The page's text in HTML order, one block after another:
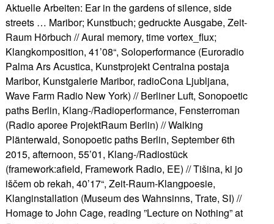
Aktuelle Arbeiten: Ear in the gardens of silence, side
streets … Maribor; Kunstbuch; gedruckte Ausgabe, Zeit-
Raum Hörbuch // Aural memory, time vortex_flux;
Klangkomposition, 41’08“, Soloperformance (Euroradio
Palma Ars Acustica, Kunstprojekt Centralna postaja
Maribor, Kunstgalerie Maribor, radioCona Ljubljana,
Wave Farm Radio New York) // Berliner Luft, Sonopoetic
paths Berlin, Klang-/Radioperformance, Fensterroman
(Radio aporee ProjektRaum Berlin) // Walking
Plänterwald, Sonopoetic paths Berlin, September 6th
2015, afternoon, 55’01, Klang-/Radiostück
(framework:afield, Framework Radio, EE) // Tišina, ki jo
iščem ob rekah, 40’17“, Zeit-Raum-Klangpoesie,
Klanginstallation (Museum des Wahnsinns, Trate, SI) //
Homage to John Cage, reading ”Lecture on Nothing” at